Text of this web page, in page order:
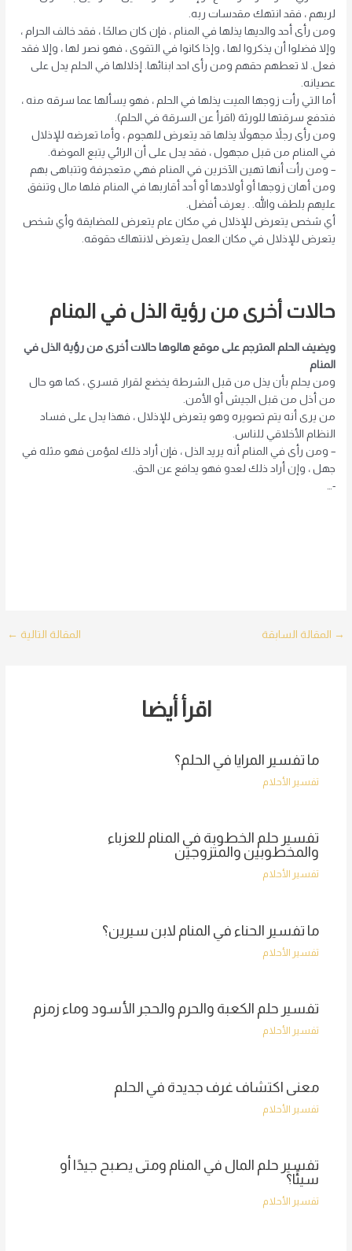
لربهم ، فقد انتهك مقدسات ربه.
ومن رأى أحد والديها يذلها في المنام ، فإن كان صالحًا ، فقد خالف الحرام ،
وإلا فضلوا أن يذكروا لها ، وإذا كانوا في التقوى ، فهو نصر لها ، وإلا فقد
فعل. لا تعطهم حقهم ومن رأى احد ابنائها. إذلالها في الحلم يدل على
عصيانه.
أما التي رأت زوجها الميت يذلها في الحلم ، فهو يسألها عما سرقه منه ،
فتدفع سرقتها للورثة (اقرأ عن السرقة في الحلم).
ومن رأى رجلاً مجهولاً يذلها قد يتعرض للهجوم ، وأما تعرضه للإذلال
في المنام من قبل مجهول ، فقد يدل على أن الرائي يتبع الموضة.
– ومن رأت أنها تهين الآخرين في المنام فهي متعجرفة وتتباهى بهم
ومن أهان زوجها أو أولادها أو أحد أقاربها في المنام فلها مال وتنفق
عليهم بلطف والله. . يعرف أفضل.
أي شخص يتعرض للإذلال في مكان عام يتعرض للمضايقة وأي شخص
يتعرض للإذلال في مكان العمل يتعرض لانتهاك حقوقه.
حالات أخرى من رؤية الذل في المنام
ويضيف الحلم المترجم على موقع هالوها حالات أخرى من رؤية الذل في
المنام
ومن يحلم بأن يذل من قبل الشرطة يخضع لقرار قسري ، كما هو حال
من أذل من قبل الجيش أو الأمن.
من يرى أنه يتم تصويره وهو يتعرض للإذلال ، فهذا يدل على فساد
النظام الأخلاقي للناس.
– ومن رأى في المنام أنه يريد الذل ، فإن أراد ذلك لمؤمن فهو مثله في
جهل ، وإن أراد ذلك لعدو فهو يدافع عن الحق.
-…
Post
→ المقالة السابقة المقالة التالية ←
اقرأ أيضا
ما تفسير المرايا في الحلم؟
تفسير الأحلام
تفسير حلم الخطوبة في المنام للعزباء
والمخطوبين والمتزوجين
تفسير الأحلام
ما تفسير الحناء في المنام لابن سيرين؟
تفسير الأحلام
تفسير حلم الكعبة والحرم والحجر الأسود وماء زمزم
تفسير الأحلام
معنى اكتشاف غرف جديدة في الحلم
تفسير الأحلام
تفسير حلم المال في المنام ومتى يصبح جيدًا أو
سيئًا؟
تفسير الأحلام